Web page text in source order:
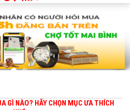
GÌ NÀO? HÃY CHỌN MỤC ƯA THÍCH